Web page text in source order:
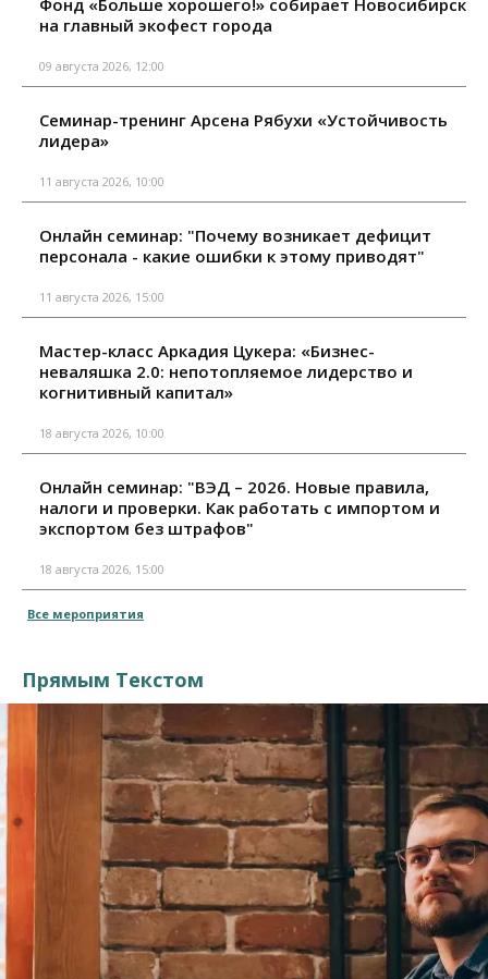
на главный экофест города
09 августа 2026, 12:00
Семинар-тренинг Арсена Рябухи «Устойчивость
лидера»
11 августа 2026, 10:00
Онлайн семинар: "Почему возникает дефицит
персонала - какие ошибки к этому приводят"
11 августа 2026, 15:00
Мастер-класс Аркадия Цукера: «Бизнес-
неваляшка 2.0: непотопляемое лидерство и
когнитивный капитал»
18 августа 2026, 10:00
Онлайн семинар: "ВЭД – 2026. Новые правила,
налоги и проверки. Как работать с импортом и
экспортом без штрафов"
18 августа 2026, 15:00
Все мероприятия
Прямым Текстом